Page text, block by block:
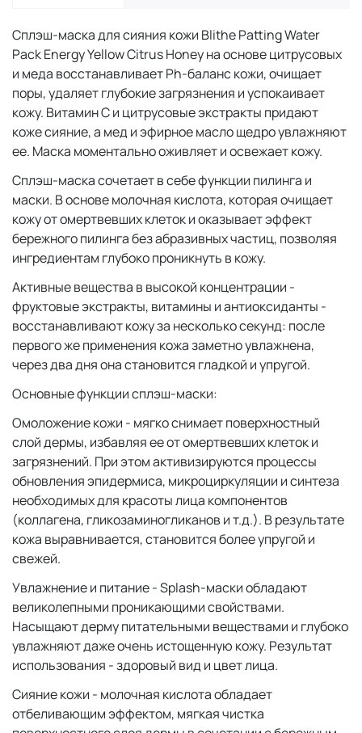
Сплэш-маска для сияния кожи Blithe Patting Water
Pack Energy Yellow Citrus Honey на основе цитрусовых
и меда восстанавливает Ph-баланс кожи, очищает
поры, удаляет глубокие загрязнения и успокаивает
кожу. Витамин С и цитрусовые экстракты придают
коже сияние, а мед и эфирное масло щедро увлажняют
ее. Маска моментально оживляет и освежает кожу.
Сплэш-маска сочетает в себе функции пилинга и
маски. В основе молочная кислота, которая очищает
кожу от омертвевших клеток и оказывает эффект
бережного пилинга без абразивных частиц, позволяя
ингредиентам глубоко проникнуть в кожу.
Активные вещества в высокой концентрации -
фруктовые экстракты, витамины и антиоксиданты -
восстанавливают кожу за несколько секунд: после
первого же применения кожа заметно увлажнена,
через два дня она становится гладкой и упругой.
Основные функции сплэш-маски:
Омоложение кожи - мягко снимает поверхностный
слой дермы, избавляя ее от омертвевших клеток и
загрязнений. При этом активизируются процессы
обновления эпидермиса, микроциркуляции и синтеза
необходимых для красоты лица компонентов
(коллагена, гликозаминогликанов и т.д.). В результате
кожа выравнивается, становится более упругой и
свежей.
Увлажнение и питание - Splash-маски обладают
великолепными проникающими свойствами.
Насыщают дерму питательными веществами и глубоко
увлажняют даже очень истощенную кожу. Результат
использования - здоровый вид и цвет лица.
Сияние кожи - молочная кислота обладает
отбеливающим эффектом, мягкая чистка